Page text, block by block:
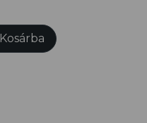
Kosárba